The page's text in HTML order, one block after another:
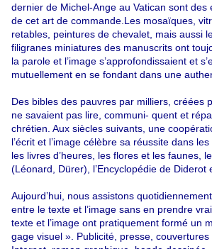
dernier de Michel-Ange au Vatican sont des
de cet art de commande. Les mosaïques,
retables, peintures de chevalet, mais aussi
filigranes miniatures des manuscrits ont
la parole et l’image s’approfondissaient et
mutuellement en se fondant dans une
Des bibles des pauvres par milliers, créées
ne savaient pas lire, communi- quent et
chrétien. Aux siècles suivants, une
l’écrit et l’image célèbre sa réussite dans
les livres d’heures, les flores et les faunes,
(Léonard, Dürer), l’Encyclopédie de Diderot
Aujourd’hui, nous assistons
entre le texte et l’image sans en prendre
texte et l’image ont pratiquement formé un
gage visuel ». Publicité, presse, couvertures